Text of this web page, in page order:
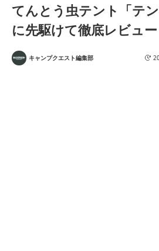
てんとう虫テント「テ
に先駆けて徹底レビュー
キャンプクエスト編集部